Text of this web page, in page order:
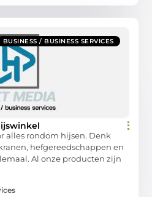
BUSINESS / BUSINESS SERVICES
alles rondom hijsen. Denk
hefgereedschappen en
Al onze producten zijn